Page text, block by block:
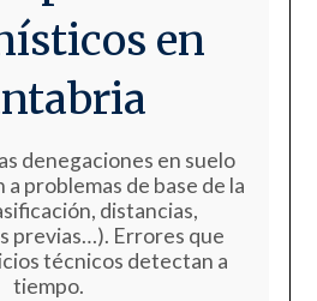
en
denegaciones en suelo
problemas de base de la
distancias,
previas…). Errores que
técnicos detectan a
tiempo.